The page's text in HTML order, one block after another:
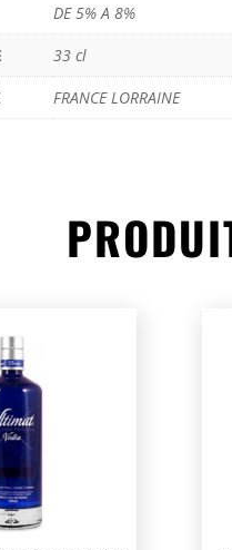
DE 5% A 8%
33 cl
FRANCE LORRAINE